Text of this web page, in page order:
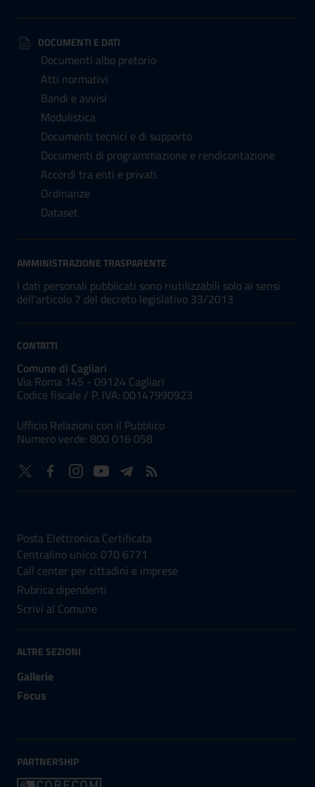
DOCUMENTI E DATI
Documenti albo pretorio
Atti normativi
Bandi e avvisi
Modulistica
Documenti tecnici e di supporto
Documenti di programmazione e rendicontazione
Accordi tra enti e privati
Ordinanze
Dataset
AMMINISTRAZIONE TRASPARENTE
I dati personali pubblicati sono riutilizzabili solo ai sensi
dell'articolo 7 del decreto legislativo 33/2013
CONTATTI
Comune di Cagliari
Via Roma 145 - 09124 Cagliari
Codice fiscale / P. IVA: 00147990923
Ufficio Relazioni con il Pubblico
Numero verde: 800 016 058
Posta Elettronica Certificata
Centralino unico: 070 6771
Call center per cittadini e imprese
Rubrica dipendenti
Scrivi al Comune
ALTRE SEZIONI
Gallerie
Focus
PARTNERSHIP